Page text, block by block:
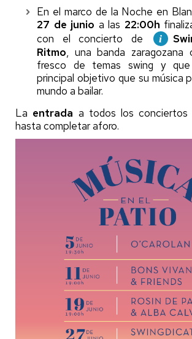
En el marco de la Noche en
27 de junio a las 22:00h
con el concierto de
Ritmo, una banda zaragozana
fresco de temas swing y
principal objetivo que su música
mundo a bailar.
La entrada a todos los conciertos
hasta completar aforo.